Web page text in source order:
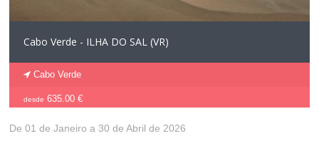
Cabo Verde - ILHA DO SAL (VR)
Cabo Verde
desde 635.00 €
De 01 de Janeiro a 30 de Abril de 2026